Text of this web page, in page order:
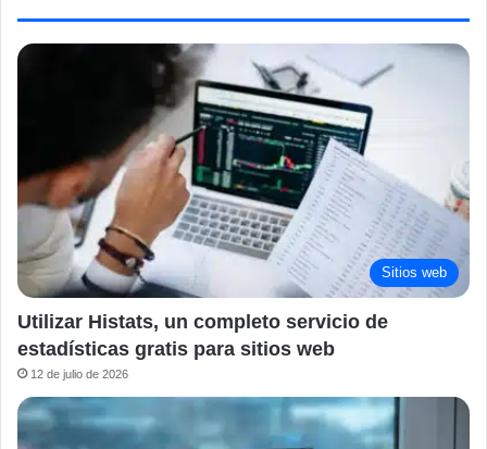
Sitios web
Utilizar Histats, un completo servicio de
estadísticas gratis para sitios web
12 de julio de 2026